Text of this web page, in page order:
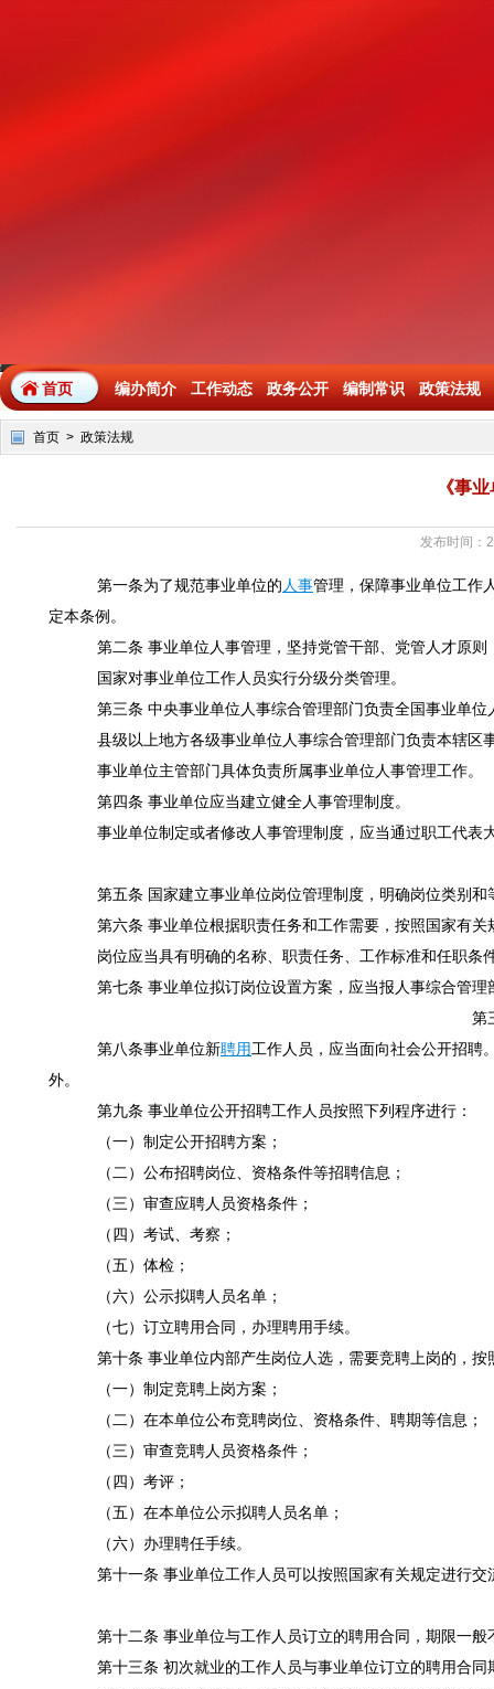
首页 编办简介 工作动态 政务公开 编制常识 政策法规
首页 > 政策法规
《事
发布时间：
第一条为了规范事业单位的 人事管理，保障事业单位工作
定本条例。
第二条 事业单位人事管理，坚持党管干部、党管人才原则
国家对事业单位工作人员实行分级分类管理。
第三条 中央事业单位人事综合管理部门负责全国事业单位
县级以上地方各级事业单位人事综合管理部门负责本辖区
事业单位主管部门具体负责所属事业单位人事管理工作。
第四条 事业单位应当建立健全人事管理制度。
事业单位制定或者修改人事管理制度，应当通过职工代表
第五条 国家建立事业单位岗位管理制度，明确岗位类别和
第六条 事业单位根据职责任务和工作需要，按照国家有关
岗位应当具有明确的名称、职责任务、工作标准和任职条
第七条 事业单位拟订岗位设置方案，应当报人事综合管理
第
第八条事业单位新聘用工作人员，应当面向社会公开招聘
外。
第九条 事业单位公开招聘工作人员按照下列程序进行：
（一）制定公开招聘方案；
（二）公布招聘岗位、资格条件等招聘信息；
（三）审查应聘人员资格条件；
（四）考试、考察；
（五）体检；
（六）公示拟聘人员名单；
（七）订立聘用合同，办理聘用手续。
第十条 事业单位内部产生岗位人选，需要竞聘上岗的，按
（一）制定竞聘上岗方案；
（二）在本单位公布竞聘岗位、资格条件、聘期等信息；
（三）审查竞聘人员资格条件；
（四）考评；
（五）在本单位公示拟聘人员名单；
（六）办理聘任手续。
第十一条 事业单位工作人员可以按照国家有关规定进行交
第十二条 事业单位与工作人员订立的聘用合同，期限一般
第十三条 初次就业的工作人员与事业单位订立的聘用合同